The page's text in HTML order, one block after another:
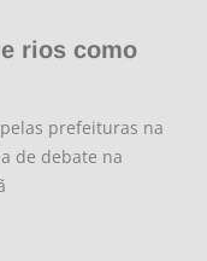
rios como
prefeituras na
de debate na